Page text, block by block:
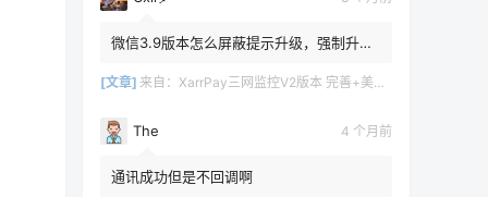
微信3.9版本怎么屏蔽提示升级，强制升级
[文章] 来自： XarrPay三网监控V2版本 完善+美化+日志
The 4 个月前
通讯成功但是不回调啊